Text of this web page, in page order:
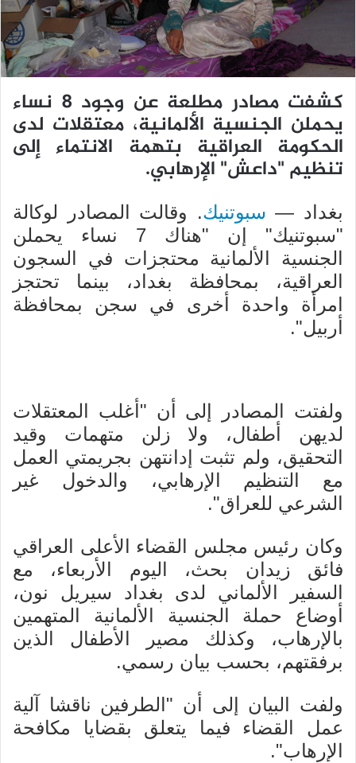
إ
ل
ك
ت
و
ن
ا
كشفت مصادر مطلعة عن وجود 8 نساء
يحملن الجنسية الألمانية، معتقلات لدى
الحكومة العراقية بتهمة الانتماء إلى
تنظيم "داعش" الإرهابي.
بغداد — سبوتنيك. وقالت المصادر لوكالة
"سبوتنيك" إن "هناك 7 نساء يحملن
الجنسية الألمانية محتجزات في السجون
العراقية، بمحافظة بغداد، بينما تحتجز
امرأة واحدة أخرى في سجن بمحافظة
أربيل".
ولفتت المصادر إلى أن "أغلب المعتقلات
لديهن أطفال، ولا زلن متهمات وقيد
التحقيق، ولم تثبت إدانتهن بجريمتي العمل
مع التنظيم الإرهابي، والدخول غير
الشرعي للعراق".
وكان رئيس مجلس القضاء الأعلى العراقي
فائق زيدان بحث، اليوم الأربعاء، مع
السفير الألماني لدى بغداد سيريل نون،
أوضاع حملة الجنسية الألمانية المتهمين
بالإرهاب، وكذلك مصير الأطفال الذين
برفقتهم، بحسب بيان رسمي.
ولفت البيان إلى أن "الطرفين ناقشا آلية
عمل القضاء فيما يتعلق بقضايا مكافحة
الإرهاب".